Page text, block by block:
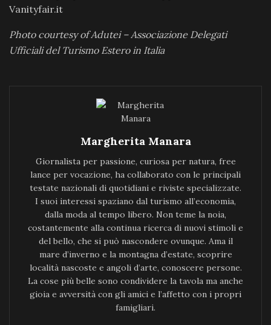
Vanityfair.it
Photo courtesy of Adutei – Associazione Delegati
Ufficiali del Turismo Estero in Italia
Margherita Manara
Giornalista per passione, curiosa per natura, free
lance per vocazione, ha collaborato con le principali
testate nazionali di quotidiani e riviste specializzate.
I suoi interessi spaziano dal turismo all’economia,
dalla moda al tempo libero. Non teme la noia,
costantemente alla continua ricerca di nuovi stimoli e
del bello, che si può nascondere ovunque. Ama il
mare d’inverno e la montagna d’estate, scoprire
località nascoste e angoli d’arte, conoscere persone.
La cose più belle sono condividere la tavola ma anche
gioia e avversità con gli amici e l’affetto con i propri
famigliari.